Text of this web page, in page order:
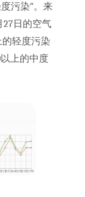
污染”。来
27日的空气
的轻度污染
上的中度